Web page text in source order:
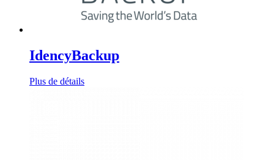
IdencyBackup
Plus de détails